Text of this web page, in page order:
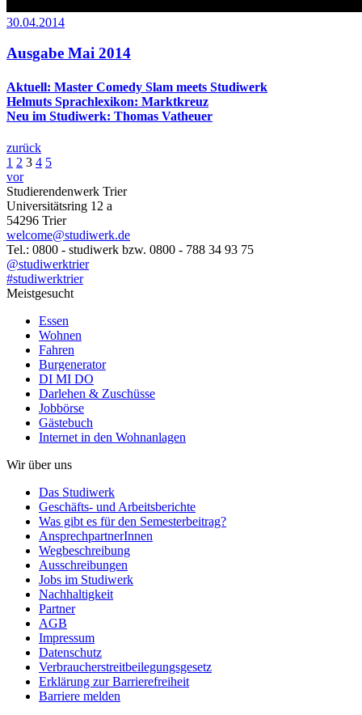
30.04.2014
Ausgabe Mai 2014
Aktuell: Master Comedy Slam meets Studiwerk
Helmuts Sprachlexikon: Marktkreuz
Neu im Studiwerk: Thomas Vatheuer
zurück
1 2 3 4 5
vor
Studierendenwerk Trier
Universitätsring 12 a
54296 Trier
welcome@studiwerk.de
Tel.: 0800 - studiwerk bzw. 0800 - 788 34 93 75
@studiwerktrier
#studiwerktrier
Meistgesucht
Essen
Wohnen
Fahren
Burgenerator
DI MI DO
Darlehen & Zuschüsse
Jobbörse
Gästebuch
Internet in den Wohnanlagen
Wir über uns
Das Studiwerk
Geschäfts- und Arbeitsberichte
Was gibt es für den Semesterbeitrag?
AnsprechpartnerInnen
Wegbeschreibung
Ausschreibungen
Jobs im Studiwerk
Nachhaltigkeit
Partner
AGB
Impressum
Datenschutz
Verbraucherstreitbeilegungsgesetz
Erklärung zur Barrierefreiheit
Barriere melden